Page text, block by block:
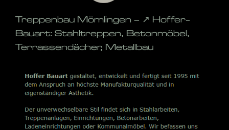
Treppenbau Mömlingen – ↗️ Hoffer-
Bauart: Stahltreppen, Betonmöbel,
Terrassendächer, Metallbau